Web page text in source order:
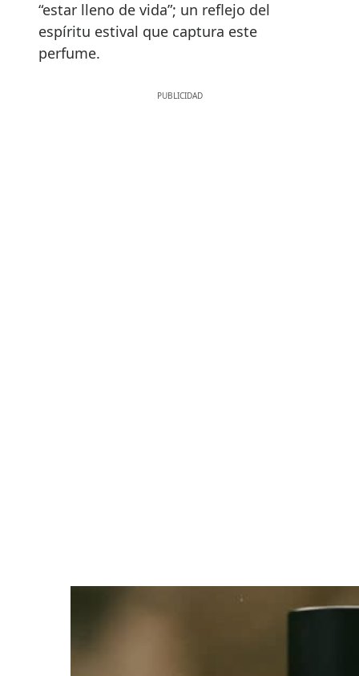
“estar lleno de vida”; un reflejo del
espíritu estival que captura este
perfume.